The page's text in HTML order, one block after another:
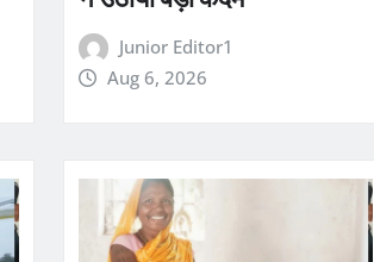
Junior Editor1
Aug 6, 2026